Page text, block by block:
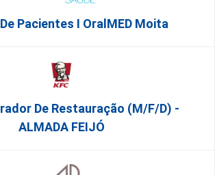
Pacientes I OralMED Moita
De Restauração (m/f/d) -
ALMADA FEIJÓ